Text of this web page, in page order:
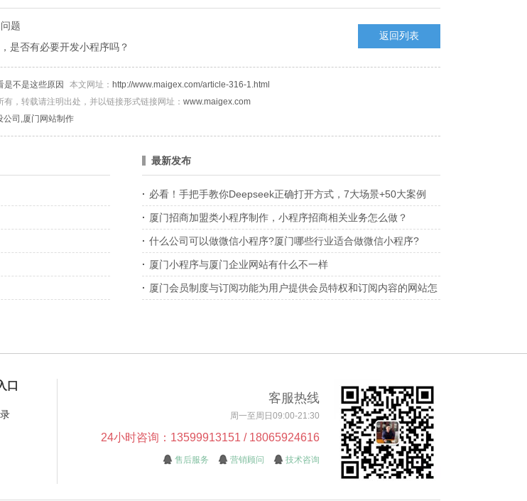
题
是否有必要开发小程序吗？
返回列表
是不是这些原因 本文网址： http://www.maigex.com/article-316-1.html
有，转载请注明出处，并以链接形式链接网址： www.maigex.com
公司,厦门网站制作
最新发布
· 必看！手把手教你Deepseek正确打开方式，7大场景+50大案例
+全套高阶喂饭指令+本地部署方式！全网99%的人都不知道！！
· 厦门招商加盟类小程序制作，小程序招商相关业务怎么做？
· 什么公司可以做微信小程序?厦门哪些行业适合做微信小程序?
· 厦门小程序与厦门企业网站有什么不一样
· 厦门会员制度与订阅功能为用户提供会员特权和订阅内容的网站怎
口
客服热线
周一至周日09:00-21:30
24小时咨询：13599913151 / 18065924616
技术咨询
营销顾问
售后服务